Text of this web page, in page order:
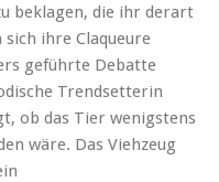
beklagen, die ihr derart
ihre Claqueure
geführte Debatte
Trendsetterin
ob das Tier wenigstens
wäre. Das Viehzeug